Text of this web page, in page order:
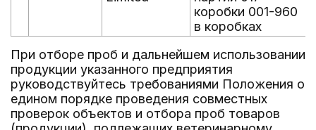
коробки 001-960
в коробках
При отборе проб и дальнейшем использовании
продукции указанного предприятия
руководствуйтесь требованиями Положения о
едином порядке проведения совместных
проверок объектов и отбора проб товаров